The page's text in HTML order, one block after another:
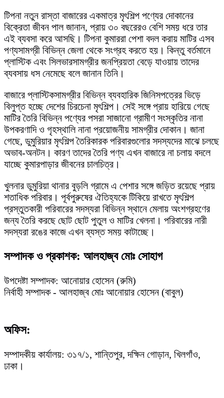
টিপনা নতুন রাস্তা বাজারের একমাত্র মৃৎশিল্প পণ্যের দোকানের
বিক্রেতা জীবন পাল জানান, প্রায় ৩০ বছরেরও বেশি সময় ধরে তার
এই ব্যবসা করে আসছি। টিপনা কুমাররা পেশা বদল করায় মাটির এসব
পণ্যসামগ্রী বিভিন্ন জেলা থেকে সংগ্রহ করতে হয়। কিন্তু বর্তমানে
প্লাস্টিক এবং সিলভারসামগ্রীর জনপ্রিয়তা বেড়ে যাওয়ায় তাদের
ব্যবসায় ধস নেমেছে বলে জানান তিনি।
বাজারে প্লাস্টিকসামগ্রীর বিভিন্ন ব্যবহারিক জিনিসপত্রের ভিড়ে
বিলুপ্ত হচ্ছে দেশের চিরচেনা মৃৎশিল্প। সেই সঙ্গে প্রায় হারিয়ে গেছে
মাটির তৈরি বিভিন্ন পণ্যের পসরা সাজানো গ্রামীণ সংস্কৃতির নানা
উপকরণাদি ও গৃহস্থালি নানা প্রয়োজনীয় সামগ্রীর দোকান। জানা
গেছে, ডুমুরিয়ার মৃৎশিল্প তৈরিকারক পরিবারগুলোর সদস্যদের মাঝে চলছে
অভাব-অনটন। কারণ তাদের তৈরি পণ্য এখন বাজারে না চলায় বদলে
যাচ্ছে কুমারপাড়ার জীবনের চালচিত্র।
খুলনার ডুমুরিয়া থানার বুড়লি গ্রামে এ পেশার সঙ্গে জড়িত রয়েছে প্রায়
শতাধিক পরিবার। পূর্বপুরুষের ঐতিহ্যকে টিকিয়ে রাখতে মৃৎশিল্প
প্রস্তুতকারী পরিবারের সদস্যরা বিভিন্ন স্থানে মেলায় অংশগ্রহণের
জন্য তৈরি করছে ছোট ছোট পুতুল ও মাটির খেলনা। পরিবারের নারী
সদস্যরা রঙের কাজে এখন ব্যস্ত সময় কাটাচ্ছে।
সম্পাদক ও প্রকাশক: আলহাজ্ব মোঃ সোহাগ
উপদেষ্টা সম্পাদক: আনোয়ার হোসেন (রুমি)
নির্বাহী সম্পাদক - আলহাজ্ব মোঃ আনোয়ার হোসেন (বাবুল)
অফিস:
সম্পাদকীয় কার্যালয়: ৩১৭/১, শান্তিপুর, দক্ষিন গোড়ান, খিলগাঁও,
ঢাকা।